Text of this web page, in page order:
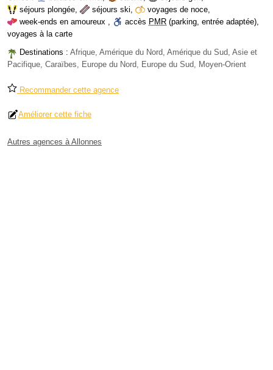
séjours plongée, séjours ski, voyages de noce,
week-ends en amoureux , accès PMR (parking, entrée adaptée),
voyages à la carte
Destinations : Afrique, Amérique du Nord, Amérique du Sud, Asie et
Pacifique, Caraïbes, Europe du Nord, Europe du Sud, Moyen-Orient
Recommander cette agence
Améliorer cette fiche
Autres agences à Allonnes